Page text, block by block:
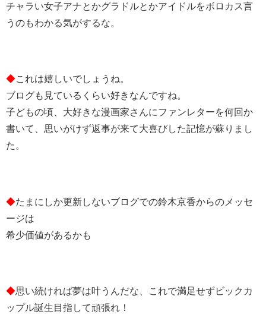
チャラい女子アナとかグラドルとかアイドルをボロカス言
うのもわかる気がするな。
◆これは嬉しいでしょうね。
ブログも見ているくらい好きなんですね。
子どもの頃、大好きな漫画家さんにファンレターを何回か
書いて、思いがけず返事が来て大喜びした記憶が蘇りまし
た。
◆たまにしか更新しないブログでの鈴木京香からのメッセ
ージは
希少価値があるかも
◆思い続ければ夢は叶うんだな、これで満足せずビックカ
ップル誕生目指して頑張れ！